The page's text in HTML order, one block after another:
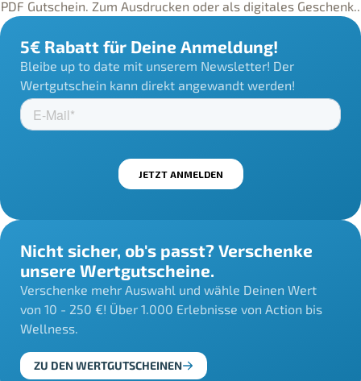
PDF Gutschein. Zum Ausdrucken oder als digitales Geschenk..
5€ Rabatt für Deine Anmeldung!
Bleibe up to date mit unserem Newsletter! Der
Wertgutschein kann direkt angewandt werden!
Nicht sicher, ob's passt? Verschenke
unsere Wertgutscheine.
Verschenke mehr Auswahl und wähle Deinen Wert
von 10 - 250 €! Über 1.000 Erlebnisse von Action bis
Wellness.
ZU DEN WERTGUTSCHEINEN